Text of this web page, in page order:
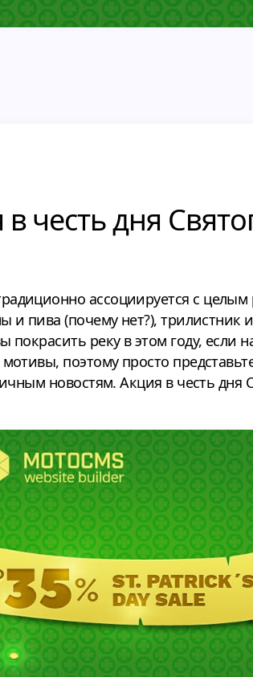
честь дня
ассоциируется с
и пива (почему нет?), трилистник
покрасить реку в этом году, если
поэтому просто
новостям. Акция в честь дня